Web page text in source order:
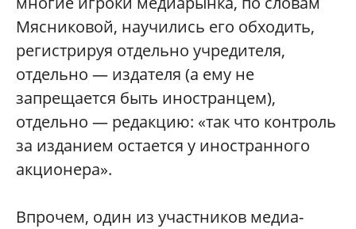
Мясниковой, научились его обходить,
регистрируя отдельно учредителя,
отдельно — издателя (а ему не
запрещается быть иностранцем),
отдельно — редакцию: «так что контроль
за изданием остается у иностранного
акционера».
Впрочем, один из участников медиа-